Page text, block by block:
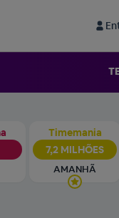
Timemania
7,2 MILHÕES
AMANHÃ